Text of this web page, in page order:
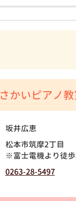
さかいピアノ
坂井広恵
松本市筑摩2丁目
※富士電機より徒歩
0263-28-5497